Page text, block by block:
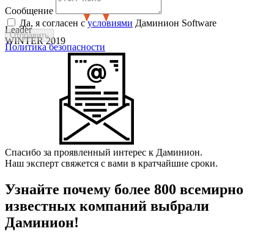
Leader
WINTER 2019
Сообщение
Да, я согласен сусловиями Даминион Software
Отправить
Политика безопасности
Спасибо за проявленный интерес к Даминион.
Наш эксперт свяжется с вами в кратчайшие сроки.
Узнайте почему более 800 всемирно
известных компаний выбрали
Даминион!